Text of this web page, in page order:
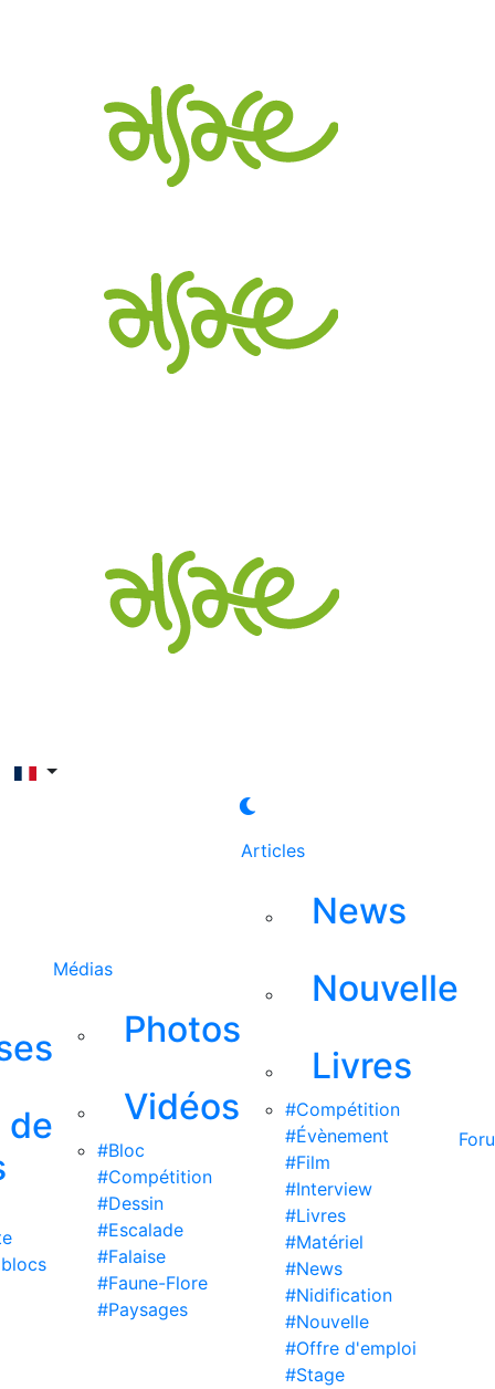
de
Médias
Photos
Vidéos
#Bloc
#Compétition
#Dessin
#Escalade
#Falaise
#Faune-Flore
#Paysages
Articles
News
Nouvelle
Livres
#Compétition
#Évènement
#Film
#Interview
#Livres
#Matériel
#News
#Nidification
#Nouvelle
#Offre d'emploi
#Stage